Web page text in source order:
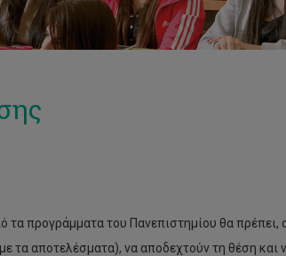
τα προγράμματα του Πανεπιστημίου θα πρέπει,
τα αποτελέσματα), να αποδεχτούν τη θέση